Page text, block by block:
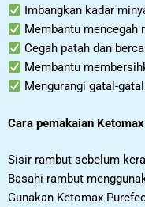
Imbangkan kadar
Membantu mencegah
Cegah patah dan
Membantu
Mengurangi gatal-
Cara pemakaian
Sisir rambut sebelum
Basahi rambut
Gunakan Ketomax